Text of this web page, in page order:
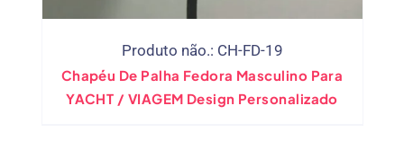
Produto não.: CH-FD-19
Chapéu De Palha Fedora Masculino Para
YACHT / VIAGEM Design Personalizado